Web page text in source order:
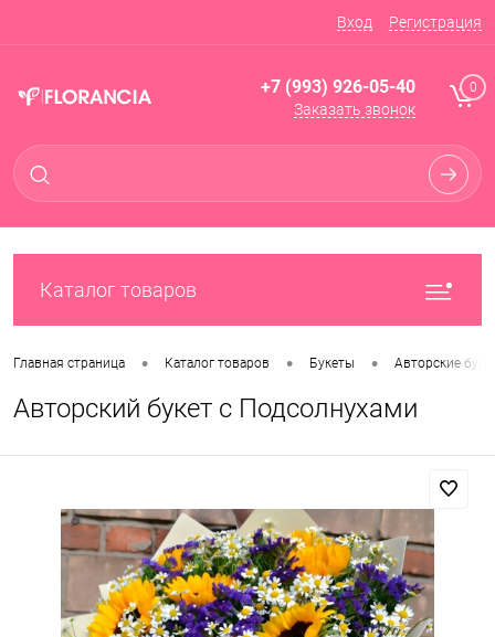
Вход Регистрация
+7 (993) 926-05-40
Заказать звонок
0
Каталог товаров
Главная страница • Каталог товаров • Букеты • Авторские
Авторский букет с Подсолнухами